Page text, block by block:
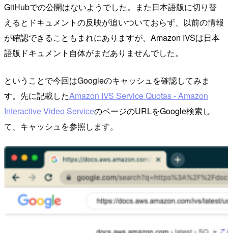
GitHubでの公開はないようでした。また日本語版に切り替
えるとドキュメントの反映が追いついておらず、以前の情報
が確認できることもまれにありますが、Amazon IVSは日本
語版ドキュメント自体がまだありませんでした。
ということで今回はGoogleのキャッシュを確認してみま
す。先に記載したAmazon IVS Service Quotas - Amazon
Interactive Video ServiceのページのURLをGoogle検索し
て、キャッシュを参照します。